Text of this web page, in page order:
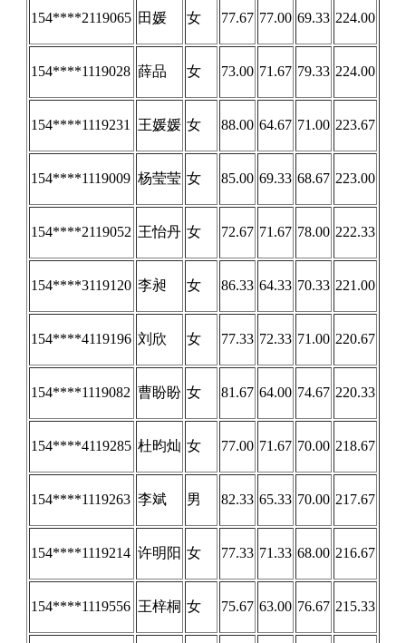
154****2119065 田媛 女 77.67 77.00 69.33 224.00
154****1119028 薛品 女 73.00 71.67 79.33 224.00
154****1119231 王媛媛 女 88.00 64.67 71.00 223.67
154****1119009 杨莹莹 女 85.00 69.33 68.67 223.00
154****2119052 王怡丹 女 72.67 71.67 78.00 222.33
154****3119120 李昶 女 86.33 64.33 70.33 221.00
154****4119196 刘欣 女 77.33 72.33 71.00 220.67
154****1119082 曹盼盼 女 81.67 64.00 74.67 220.33
154****4119285 杜昀灿 女 77.00 71.67 70.00 218.67
154****1119263 李斌 男 82.33 65.33 70.00 217.67
154****1119214 许明阳 女 77.33 71.33 68.00 216.67
154****1119556 王梓桐 女 75.67 63.00 76.67 215.33